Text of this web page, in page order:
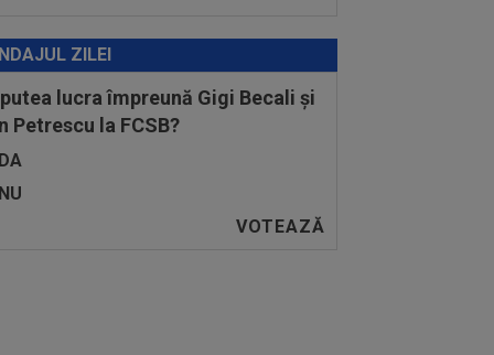
ZILEI
lucra împreună Gigi Becali și
Petrescu la FCSB?
DA
NU